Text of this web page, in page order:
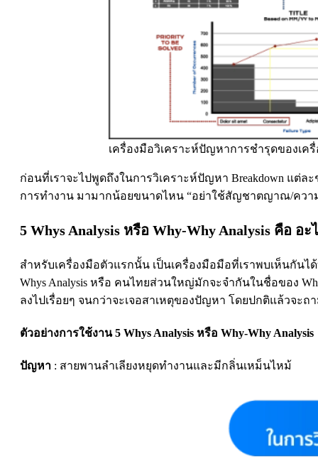
เครื่องมือวิเคราะห์ปัญหาการชำรุดของเครื่
ก่อนที่เราจะไปพูดถึงในการวิเคราะห์ปัญหา Breakdown แ
การทำงาน มามากน้อยขนาดไหน “อย่าใช้สัญชาตญาณ/ควา
5 Whys Analysis หรือ Why-Why Analysis คือ อะ
สำหรับเครื่องมือตัวแรกนั้น เป็นเครื่องมือมือที่เราพบเห็นกัน
Whys Analysis หรือ คนไทยส่วนใหญ่มักจะจำกันในชื่อของ
ลงไปเรื่อยๆ จนกว่าจะเจอสาเหตุของปัญหา โดยปกติแล้วจะ
ตัวอย่างการใช้งาน 5 Whys Analysis หรือ Why-Why Analysis
ปัญหา : สายพานลำเลียงหยุดทำงานและมีกลิ่นเหม็นไหม้